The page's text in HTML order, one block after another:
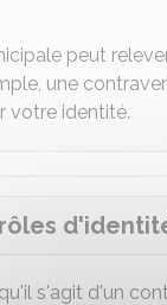
peut
une
votre identité.
s'agit d'un